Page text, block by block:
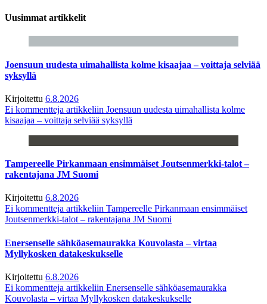
Uusimmat artikkelit
Joensuun uudesta uimahallista kolme kisaajaa – voittaja selviää
syksyllä
Kirjoitettu 6.8.2026
Ei kommentteja artikkeliin Joensuun uudesta uimahallista kolme
kisaajaa – voittaja selviää syksyllä
Tampereelle Pirkanmaan ensimmäiset Joutsenmerkki-talot –
rakentajana JM Suomi
Kirjoitettu 6.8.2026
Ei kommentteja artikkeliin Tampereelle Pirkanmaan ensimmäiset
Joutsenmerkki-talot – rakentajana JM Suomi
Enersenselle sähköasemaurakka Kouvolasta – virtaa
Myllykosken datakeskukselle
Kirjoitettu 6.8.2026
Ei kommentteja artikkeliin Enersenselle sähköasemaurakka
Kouvolasta – virtaa Myllykosken datakeskukselle